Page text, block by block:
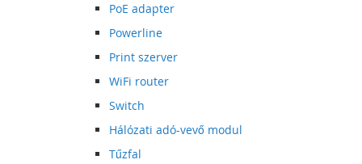
PoE adapter
Powerline
Print szerver
WiFi router
Switch
Hálózati adó-vevő modul
Tűzfal